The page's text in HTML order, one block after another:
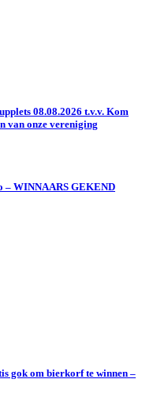
08.08.2026 t.v.v. Kom
van onze vereniging
– WINNAARS GEKEND
gok om bierkorf te winnen –